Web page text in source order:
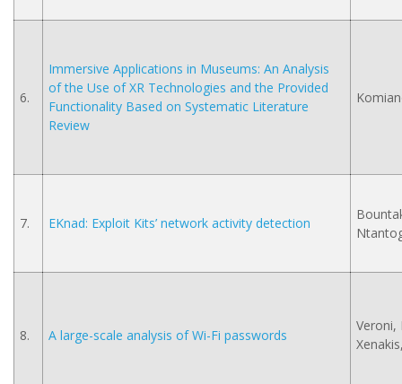
6.
Immersive Applications in Museums: An Analysis
of the Use of XR Technologies and the Provided
Functionality Based on Systematic Literature
Review
7. EKnad: Exploit Kits’ network activity detection
8. A large-scale analysis of Wi-Fi passwords
Veroni,